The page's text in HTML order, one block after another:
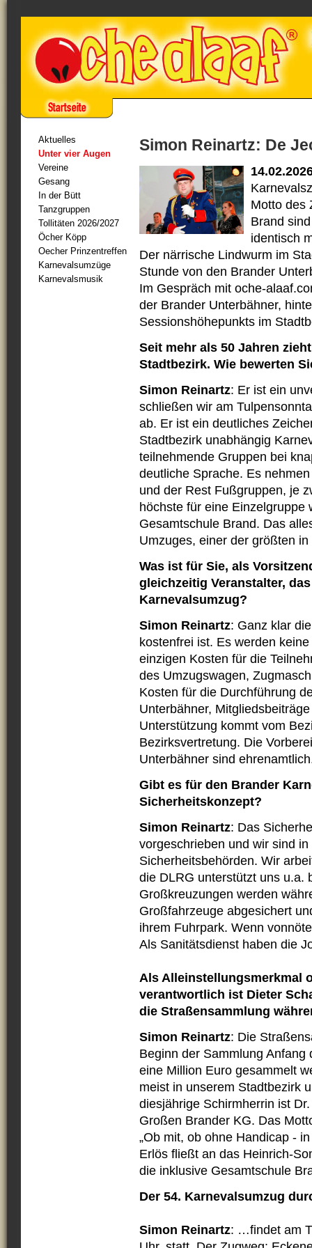
Aktuelles
Unter vier Augen
Vereine
Gesang
In der Bütt
Tanzgruppen
Tollitäten 2026/2027
Öcher Köpp
Oecher Prinzentreffen
Karnevalsumzüge
Karnevalsmusik
Simon Reinartz: De
Motto des
Brand
identisch
Der närrische Lindwurm im
Stunde von den Brander
Im Gespräch mit oche-
der Brander Unterbähner,
Sessionshöhepunkts im
Seit mehr als 50 Jahren
Stadtbezirk. Wie bewerten
Simon Reinartz: Er ist ein
schließen wir am
ab. Er ist ein deutliches
Stadtbezirk unabhängig
teilnehmende Gruppen bei
deutliche Sprache. Es
und der Rest Fußgruppen, je
höchste für eine Einzelgruppe
Gesamtschule Brand. Das
Umzuges, einer der größten
Was ist für Sie, als
gleichzeitig Veranstalter,
Karnevalsumzug?
Simon Reinartz: Ganz klar
kostenfrei ist. Es werden
einzigen Kosten für die
des Umzugswagen,
Kosten für die Durchführung
Unterbähner,
Unterstützung kommt vom
Bezirksvertretung. Die
Unterbähner sind
Gibt es für den Brander
Sicherheitskonzept?
Simon Reinartz: Das
vorgeschrieben und wir sind
Sicherheitsbehörden. Wir
die DLRG unterstützt uns u.a.
Großkreuzungen werden
Großfahrzeuge abgesichert
ihrem Fuhrpark. Wenn
Als Sanitätsdienst haben die
Als Alleinstellungsmerkmal
verantwortlich ist Dieter
die Straßensammlung
Simon Reinartz: Die
Beginn der Sammlung
eine Million Euro gesammelt
meist in unserem Stadtbezirk
diesjährige Schirmherrin ist
Großen Brander KG. Das
„Ob mit, ob ohne Handicap -
Erlös fließt an das Heinrich-
die inklusive Gesamtschule
Der 54. Karnevalsumzug
Simon Reinartz: …findet am